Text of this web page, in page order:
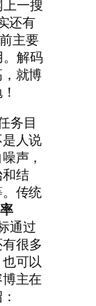
一搜
还有
主要
解码
就博
务目
人说
声，
结
传统
通过
很多
可以
主在